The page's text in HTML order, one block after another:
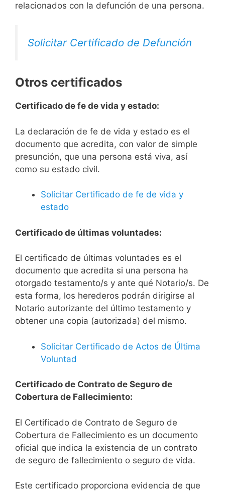
relacionados con la defunción de una persona.
Solicitar Certificado de Defunción
Otros certificados
Certificado de fe de vida y estado:
La declaración de fe de vida y estado es el
documento que acredita, con valor de simple
presunción, que una persona está viva, así
como su estado civil.
Solicitar Certificado de fe de vida y
estado
Certificado de últimas voluntades:
El certificado de últimas voluntades es el
documento que acredita si una persona ha
otorgado testamento/s y ante qué Notario/s. De
esta forma, los herederos podrán dirigirse al
Notario autorizante del último testamento y
obtener una copia (autorizada) del mismo.
Solicitar Certificado de Actos de Última
Voluntad
Certificado de Contrato de Seguro de
Cobertura de Fallecimiento:
El Certificado de Contrato de Seguro de
Cobertura de Fallecimiento es un documento
oficial que indica la existencia de un contrato
de seguro de fallecimiento o seguro de vida.
Este certificado proporciona evidencia de que